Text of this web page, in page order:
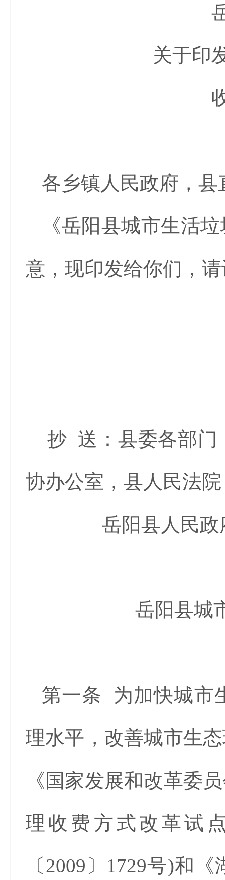
关于印
各乡镇人民政府，
《岳阳县城市生活
意，现印发给你们，
抄 送：县委各部门
协办公室，县人民法
岳阳县人民政
岳阳县城
第一条 为加快城市
理水平，改善城市生
《国家发展和改革委
理收费方式改革试
〔2009〕1729号)和